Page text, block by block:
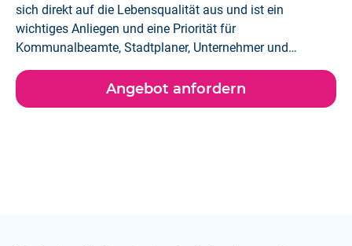
sich direkt auf die Lebensqualität aus und ist ein
wichtiges Anliegen und eine Priorität für
Kommunalbeamte, Stadtplaner, Unternehmer und
Politiker gleichermaßen.
Angebot anfordern